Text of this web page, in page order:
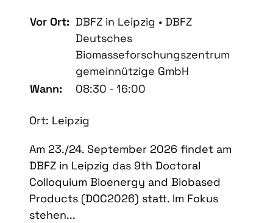
Vor Ort: DBFZ in Leipzig • DBFZ
Deutsches
Biomasseforschungszentrum
gemeinnützige GmbH
Wann:
08:30 - 16:00
Ort: Leipzig
Am 23./24. September 2026 findet am
DBFZ in Leipzig das 9th Doctoral
Colloquium Bioenergy and Biobased
Products (DOC2026) statt. Im Fokus
stehen...